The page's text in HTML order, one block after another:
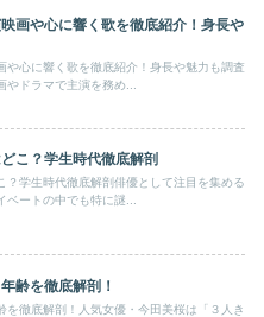
映画や心に響く歌を徹底紹介！身長や
や心に響く歌を徹底紹介！身長や魅力も調査
ドラマで主演を務め...
こ？学生時代徹底解剖
？学生時代徹底解剖俳優として注目を集める
ベートの中でも特に謎...
齢を徹底解剖！
を徹底解剖！人気女優・今田美桜は「３人き